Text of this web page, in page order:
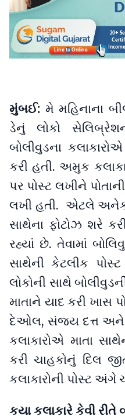
મુંબઈ: મે મહિનાના
ડેનું લોકો
બોલીવુડના
કરી હતી. અમુક
પર પોસ્ટ લખીને
લખી હતી. એટલે અનેક
સાથેના ફોટોઝ શરે
રહ્યાં છે. તેવામાં
સાથેની કેટલીક
લોકોની સાથે
માતાને યાદ કરી ખાસ
દેઓલ, સંજય દત્ત અને
કલાકારોએ માતા
કરી ચાહકોનું દિલ
કલાકારોની પોસ્ટ અંગે
કયા કલાકારે કેવી રીતે